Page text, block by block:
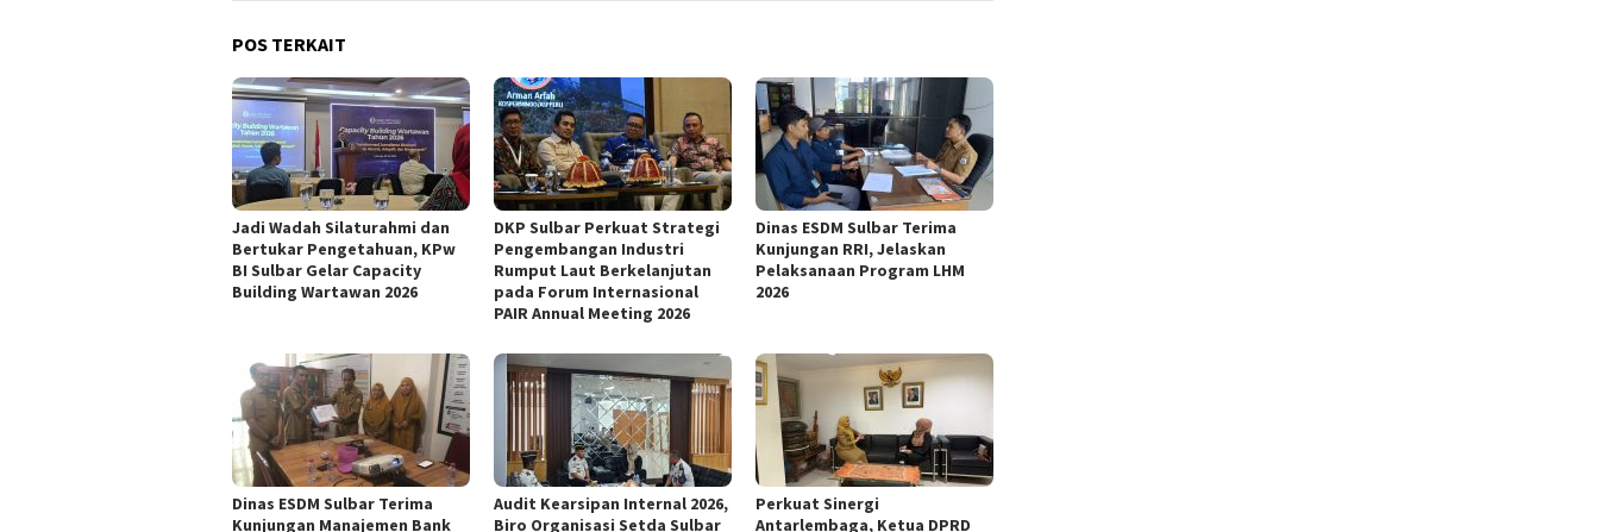
POS TERKAIT
Jadi Wadah Silaturahmi dan
Bertukar Pengetahuan, KPw
BI Sulbar Gelar Capacity
Building Wartawan 2026
DKP Sulbar Perkuat Strategi
Pengembangan Industri
Rumput Laut Berkelanjutan
pada Forum Internasional
PAIR Annual Meeting 2026
Dinas ESDM Sulbar Terima
Kunjungan RRI, Jelaskan
Pelaksanaan Program LHM
2026
Dinas ESDM Sulbar Terima
Kunjungan Manajemen Bank
Audit Kearsipan Internal 2026,
Biro Organisasi Setda Sulbar
Perkuat Sinergi
Antarlembaga, Ketua DPRD